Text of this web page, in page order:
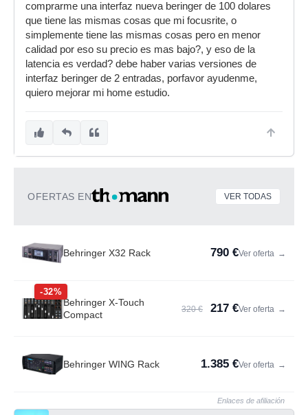
comprarme una interfaz nueva beringer de 100 dolares
que tiene las mismas cosas que mi focusrite, o
simplemente tiene las mismas cosas pero en menor
calidad por eso su precio es mas bajo?, y eso de la
latencia es verdad? debe haber varias versiones de
interfaz beringer de 2 entradas, porfavor ayudenme,
quiero mejorar mi home estudio.
OFERTAS EN VER TODAS
Behringer X32 Rack 790 €Ver oferta →
-32%
Behringer X-Touch
Compact
320 € 217 €Ver oferta →
Behringer WING Rack 1.385 €Ver oferta →
Enlaces de afiliación